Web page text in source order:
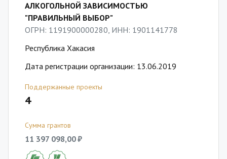
АЛКОГОЛЬНОЙ ЗАВИСИМОСТЬЮ
"ПРАВИЛЬНЫЙ ВЫБОР"
ОГРН: 1191900000280, ИНН: 1901141778
Республика Хакасия
Дата регистрации организации: 13.06.2019
Поддержанные проекты
4
Сумма грантов
11 397 098,00 ₽